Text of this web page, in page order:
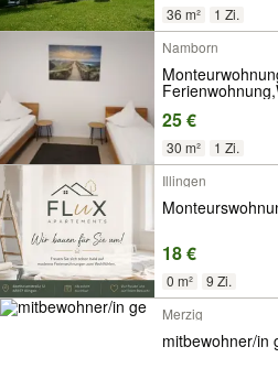
36 m²
1 Zi.
Namborn
25 €
30 m²
1 Zi.
Illingen
18 €
0 m²
9 Zi.
Merzig
mitbewohner/in